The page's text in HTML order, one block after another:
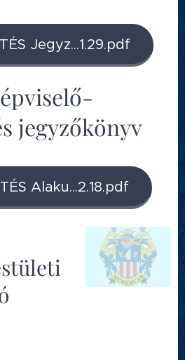
Jegyz...1.29.pdf
jegyzőkönyv
Alaku...2.18.pdf